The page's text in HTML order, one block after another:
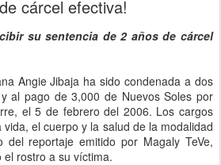
de cárcel efectiva!
su sentencia de 2 años de cárcel
Angie Jibaja ha sido condenada a dos
al pago de 3,000 de Nuevos Soles por
el 5 de febrero del 2006. Los cargos
el cuerpo y la salud de la modalidad
reportaje emitido por Magaly TeVe,
rostro a su víctima.